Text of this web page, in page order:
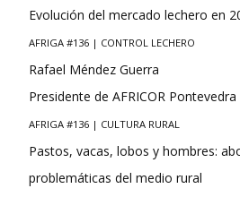
Evolución del mercado lechero en
AFRIGA #136 | CONTROL LECHERO
Rafael Méndez Guerra
Presidente de AFRICOR Pontevedra
AFRIGA #136 | CULTURA RURAL
Pastos, vacas, lobos y hombres:
problemáticas del medio rural